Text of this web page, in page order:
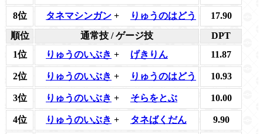
8位 タネマシンガン + りゅうのはどう
17.90
順位
通常技 / ゲージ技
DPT
1位
りゅうのいぶき + げきりん 11.87
2位 りゅうのいぶき + りゅうのはどう 10.93
3位 りゅうのいぶき + そらをとぶ 10.00
4位 りゅうのいぶき + タネばくだん 9.90